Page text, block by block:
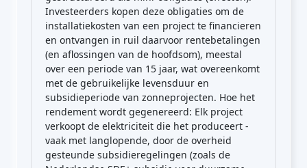
Investeerders kopen deze obligaties om de
installatiekosten van een project te financieren
en ontvangen in ruil daarvoor rentebetalingen
(en aflossingen van de hoofdsom), meestal
over een periode van 15 jaar, wat overeenkomt
met de gebruikelijke levensduur en
subsidieperiode van zonneprojecten. Hoe het
rendement wordt gegenereerd: Elk project
verkoopt de elektriciteit die het produceert -
vaak met langlopende, door de overheid
gesteunde subsidieregelingen (zoals de